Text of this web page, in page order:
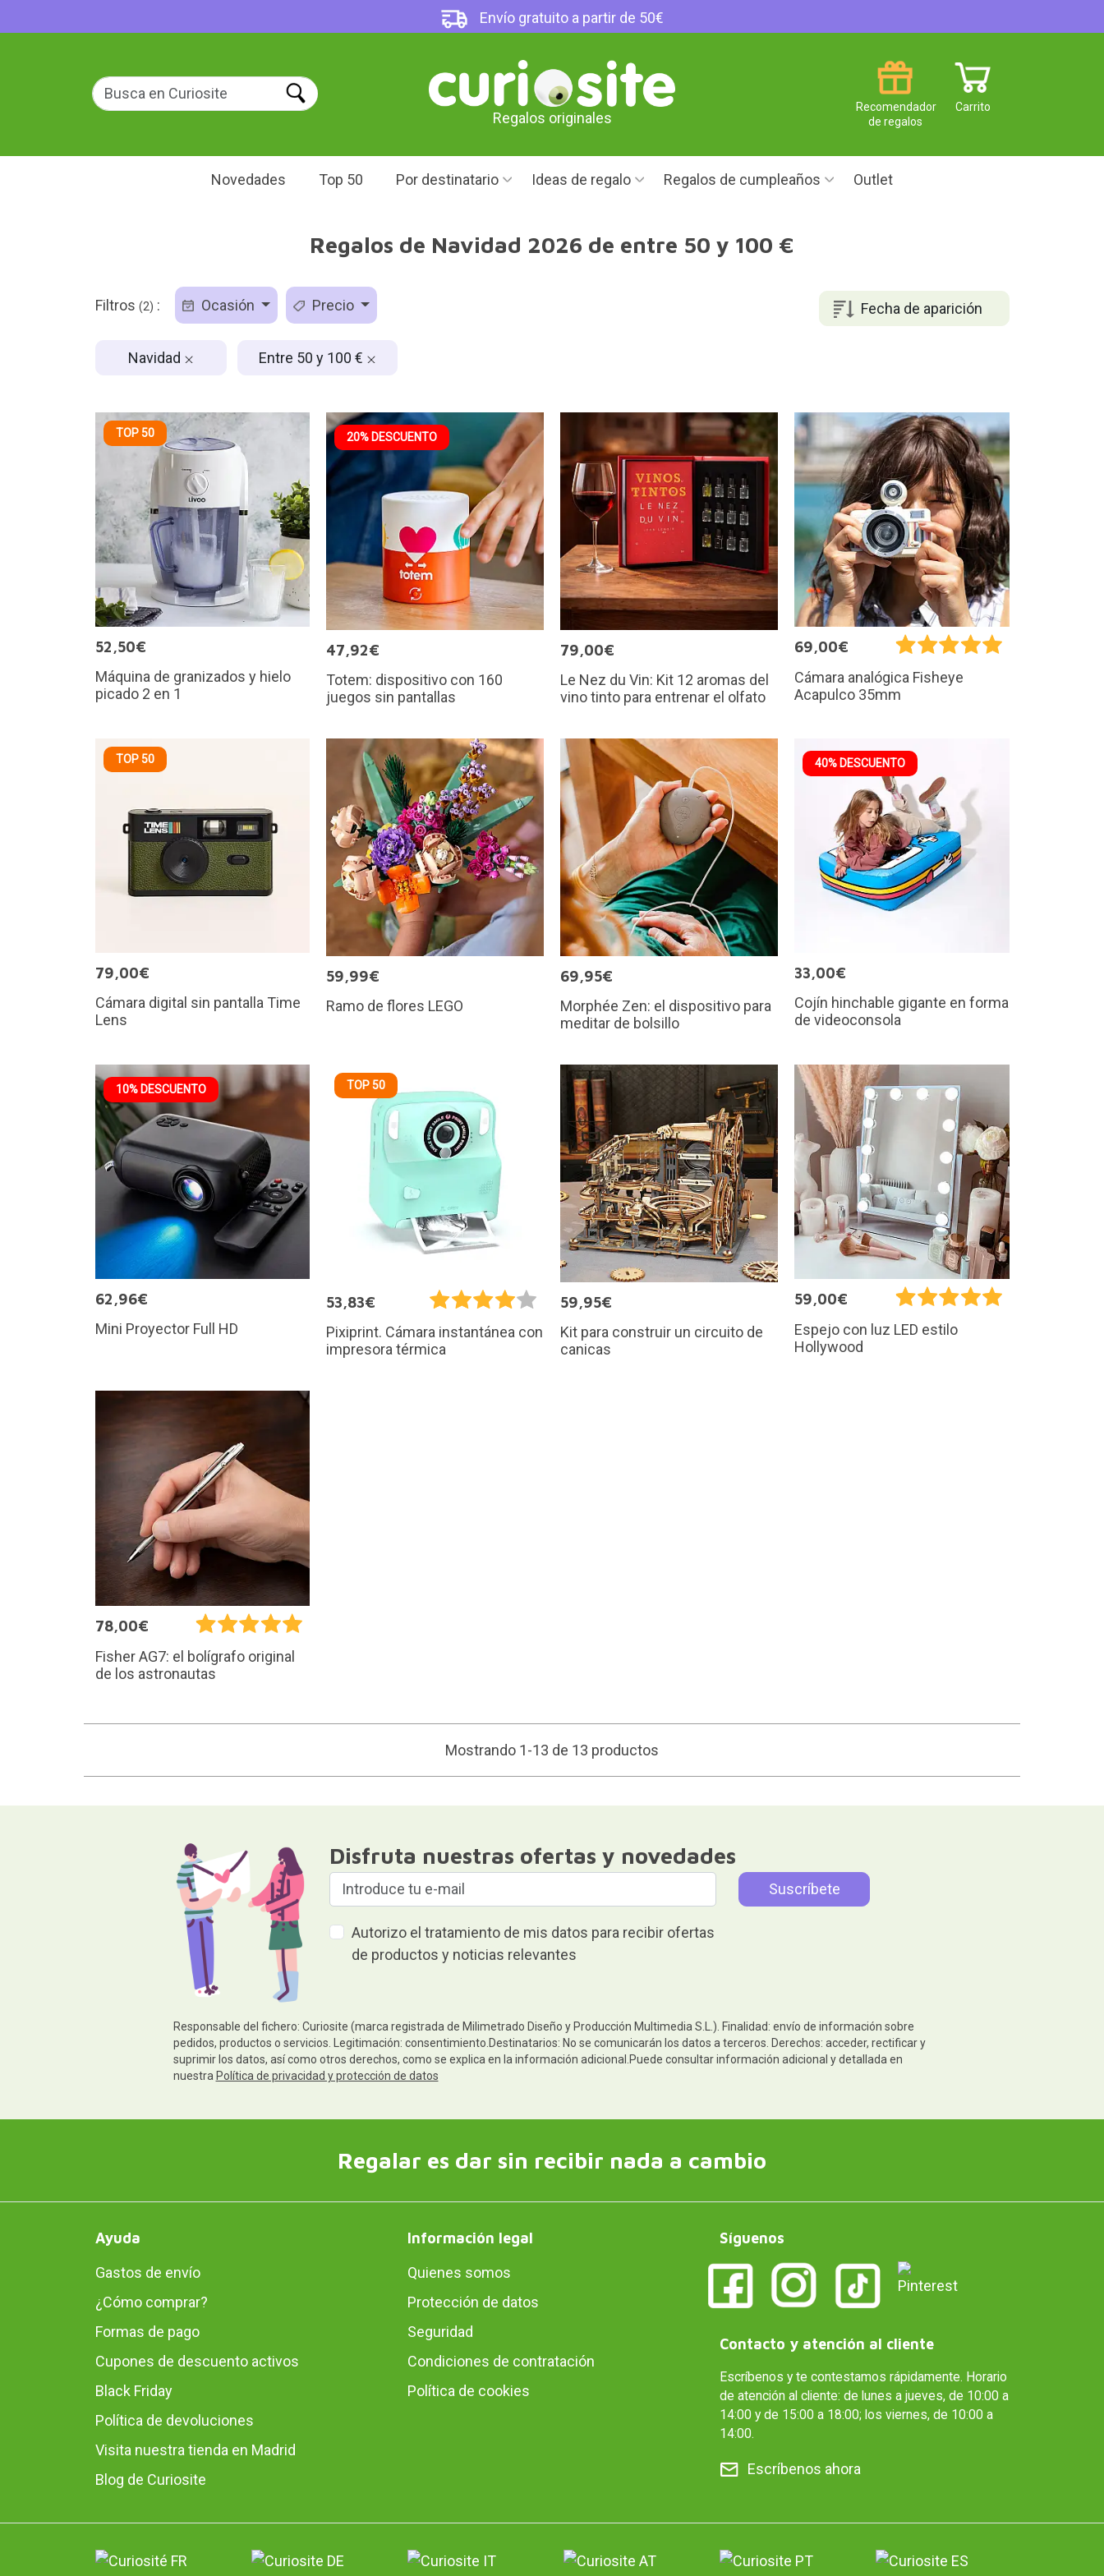
Envío gratuito a partir de 50€
Regalos originales
Carrito
Recomendador
de regalos
Novedades Top 50 Por destinatario Ideas de regalo Regalos de cumpleaños Outlet
Regalos de Navidad 2026 de entre 50 y 100 €
Fecha de aparición
Filtros (2) : Ocasión Precio
Navidad Entre 50 y 100 €
TOP 50
52,50€
Máquina de granizados y hielo
picado 2 en 1
20% DESCUENTO
47,92€
Totem: dispositivo con 160
juegos sin pantallas
79,00€
Le Nez du Vin: Kit 12 aromas del
vino tinto para entrenar el olfato
69,00€
Cámara analógica Fisheye
Acapulco 35mm
TOP 50
79,00€
Cámara digital sin pantalla Time
Lens
59,99€
Ramo de flores LEGO
69,95€
Morphée Zen: el dispositivo para
meditar de bolsillo
40% DESCUENTO
33,00€
Cojín hinchable gigante en forma
de videoconsola
10% DESCUENTO
62,96€
Mini Proyector Full HD
TOP 50
53,83€
Pixiprint. Cámara instantánea con
impresora térmica
59,95€
Kit para construir un circuito de
canicas
59,00€
Espejo con luz LED estilo
Hollywood
78,00€
Fisher AG7: el bolígrafo original
de los astronautas
Mostrando 1-13 de 13 productos
Disfruta nuestras ofertas y novedades
Autorizo el tratamiento de mis datos para recibir ofertas
de productos y noticias relevantes
Responsable del fichero: Curiosite (marca registrada de Milimetrado Diseño y Producción Multimedia S.L.). Finalidad: envío de información sobre
pedidos, productos o servicios. Legitimación: consentimiento.Destinatarios: No se comunicarán los datos a terceros. Derechos: acceder, rectificar y
suprimir los datos, así como otros derechos, como se explica en la información adicional.Puede consultar información adicional y detallada en
nuestra Política de privacidad y protección de datos
Regalar es dar sin recibir nada a cambio
Ayuda
Gastos de envío
¿Cómo comprar?
Formas de pago
Cupones de descuento activos
Black Friday
Política de devoluciones
Visita nuestra tienda en Madrid
Blog de Curiosite
Información legal
Quienes somos
Protección de datos
Seguridad
Condiciones de contratación
Política de cookies
Síguenos
Contacto y atención al cliente
Escríbenos y te contestamos rápidamente. Horario
de atención al cliente: de lunes a jueves, de 10:00 a
14:00 y de 15:00 a 18:00; los viernes, de 10:00 a
14:00.
Escríbenos ahora